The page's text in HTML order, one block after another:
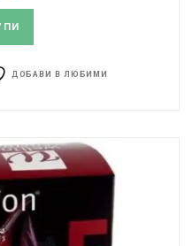
ДОБАВИ В ЛЮБИМИ